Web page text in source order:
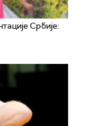
Србије: